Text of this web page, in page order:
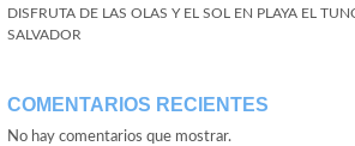
DISFRUTA DE LAS OLAS Y EL SOL EN PLAYA EL
SALVADOR
COMENTARIOS RECIENTES
No hay comentarios que mostrar.